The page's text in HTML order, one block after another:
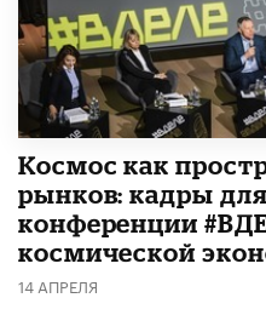
Космос как
рынков: кадры
конференции
космической
14 АПРЕЛЯ